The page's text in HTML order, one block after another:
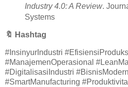
Industry 4.0: A Review.
Systems
🔖 Hashtag
#InsinyurIndustri
#ManajemenOperasional
#DigitalisasiIndustri
#SmartManufacturing